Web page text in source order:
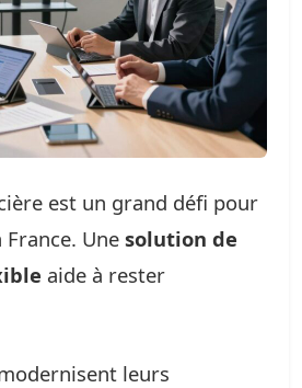
est un grand défi pour
Une solution de
aide à rester
leurs